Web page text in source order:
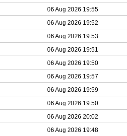
06 Aug 2026 19:55
06 Aug 2026 19:52
06 Aug 2026 19:53
06 Aug 2026 19:51
06 Aug 2026 19:50
06 Aug 2026 19:57
06 Aug 2026 19:59
06 Aug 2026 19:50
06 Aug 2026 20:02
06 Aug 2026 19:48